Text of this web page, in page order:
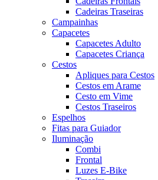
Cadeiras Traseiras
Campainhas
Capacetes
Capacetes Adulto
Capacetes Criança
Cestos
Apliques para Cestos
Cestos em Arame
Cesto em Vime
Cestos Traseiros
Espelhos
Fitas para Guiador
Iluminação
Combi
Frontal
Luzes E-Bike